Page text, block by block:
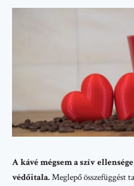
A kávé mégsem a szív
védőitala.Meglepő összefüggést